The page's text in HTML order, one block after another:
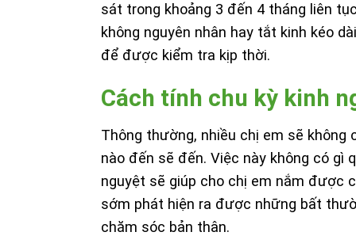
sát trong khoảng 3 đến 4 tháng liên
không nguyên nhân hay tắt kinh kéo
để được kiểm tra kịp thời.
Cách tính chu kỳ kinh
Thông thường, nhiều chị em sẽ không
nào đến sẽ đến. Việc này không có gì
nguyệt sẽ giúp cho chị em nắm được
sớm phát hiện ra được những bất
chăm sóc bản thân.